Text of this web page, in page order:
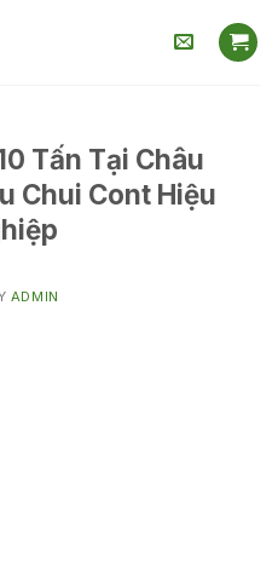
Tấn Tại Châu
Chui Cont Hiệu
ADMIN